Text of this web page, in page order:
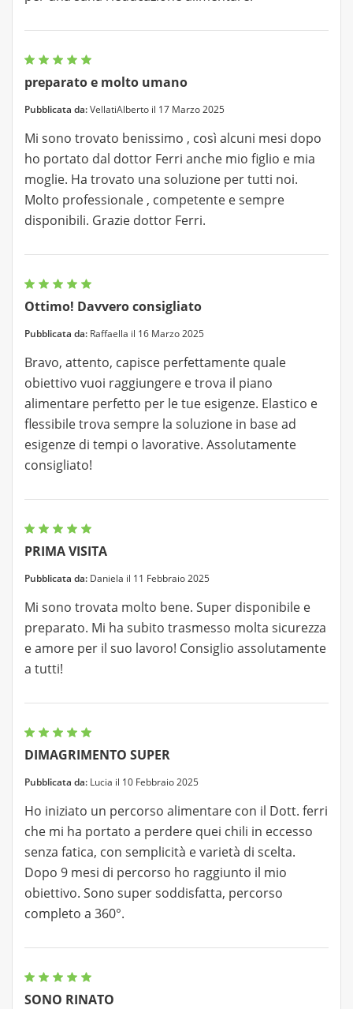
preparato e molto umano
Pubblicata da:VellatiAlberto il 17 Marzo 2025
Mi sono trovato benissimo , così alcuni mesi dopo
ho portato dal dottor Ferri anche mio figlio e mia
moglie. Ha trovato una soluzione per tutti noi.
Molto professionale , competente e sempre
disponibili. Grazie dottor Ferri.
Ottimo! Davvero consigliato
Pubblicata da: Raffaella il 16 Marzo 2025
Bravo, attento, capisce perfettamente quale
obiettivo vuoi raggiungere e trova il piano
alimentare perfetto per le tue esigenze. Elastico e
flessibile trova sempre la soluzione in base ad
esigenze di tempi o lavorative. Assolutamente
consigliato!
PRIMA VISITA
Pubblicata da: Daniela il 11 Febbraio 2025
Mi sono trovata molto bene. Super disponibile e
preparato. Mi ha subito trasmesso molta sicurezza
e amore per il suo lavoro! Consiglio assolutamente
a tutti!
DIMAGRIMENTO SUPER
Pubblicata da: Lucia il 10 Febbraio 2025
Ho iniziato un percorso alimentare con il Dott. ferri
che mi ha portato a perdere quei chili in eccesso
senza fatica, con semplicità e varietà di scelta.
Dopo 9 mesi di percorso ho raggiunto il mio
obiettivo. Sono super soddisfatta, percorso
completo a 360°.
SONO RINATO